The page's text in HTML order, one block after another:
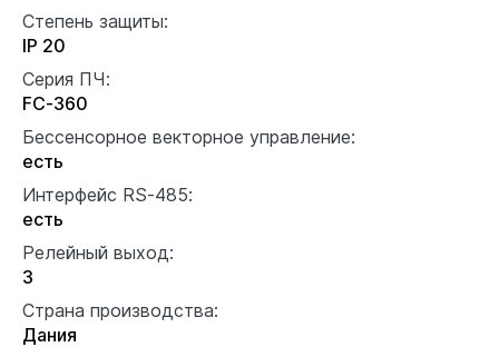
Степень защиты:
IP 20
Серия ПЧ:
FC-360
Бессенсорное векторное управление:
есть
Интерфейс RS-485:
есть
Релейный выход:
3
Страна производства:
Дания